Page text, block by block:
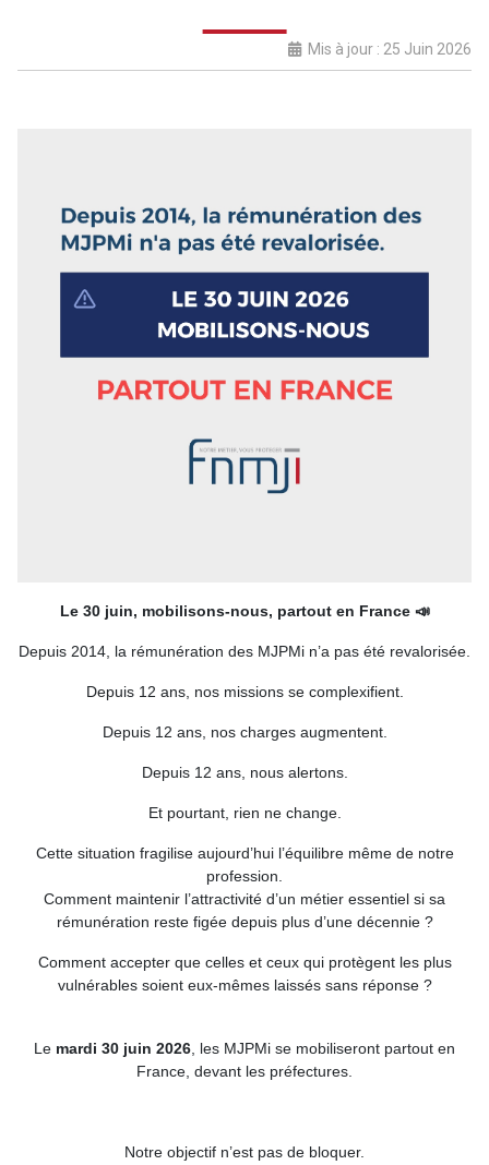
Mis à jour : 25 Juin 2026
Le 30 juin, mobilisons-nous, partout en France 📣
Depuis 2014, la rémunération des MJPMi n’a pas été revalorisée.
Depuis 12 ans, nos missions se complexifient.
Depuis 12 ans, nos charges augmentent.
Depuis 12 ans, nous alertons.
Et pourtant, rien ne change.
Cette situation fragilise aujourd’hui l’équilibre même de notre
profession.
Comment maintenir l’attractivité d’un métier essentiel si sa
rémunération reste figée depuis plus d’une décennie ?
Comment accepter que celles et ceux qui protègent les plus
vulnérables soient eux-mêmes laissés sans réponse ?
Le mardi 30 juin 2026 , les MJPMi se mobiliseront partout en
France, devant les préfectures.
Notre objectif n’est pas de bloquer.